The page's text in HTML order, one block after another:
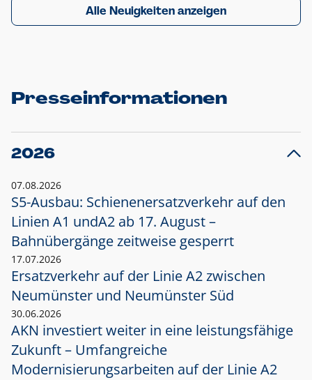
Alle Neuigkeiten anzeigen
Presseinformationen
2026
07.08.2026
S5-Ausbau: Schienenersatzverkehr auf den
Linien A1 undA2 ab 17. August –
Bahnübergänge zeitweise gesperrt
17.07.2026
Ersatzverkehr auf der Linie A2 zwischen
Neumünster und Neumünster Süd
30.06.2026
AKN investiert weiter in eine leistungsfähige
Zukunft – Umfangreiche
Modernisierungsarbeiten auf der Linie A2